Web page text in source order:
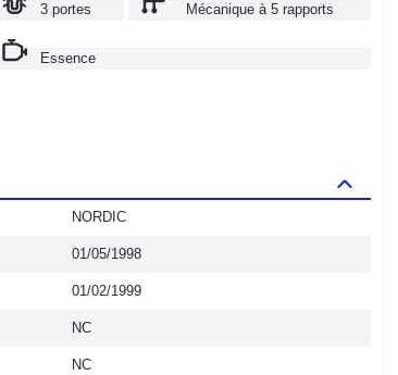
3 portes Mécanique à 5 rapports
Essence
NORDIC
01/05/1998
01/02/1999
NC
NC